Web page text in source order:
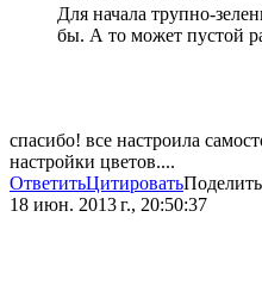
Для начала трупно-
бы. А то может пустой
спасибо! все настроила
настройки цветов....
ОтветитьЦитировать
18 июн. 2013 г., 20:50:37